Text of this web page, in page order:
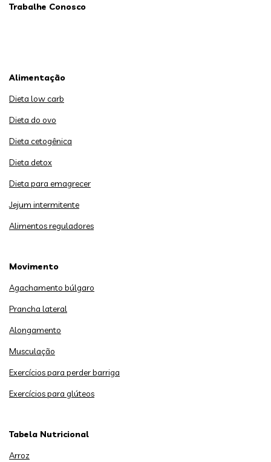
Trabalhe Conosco
Alimentação
Dieta low carb
Dieta do ovo
Dieta cetogênica
Dieta detox
Dieta para emagrecer
Jejum intermitente
Alimentos reguladores
Movimento
Agachamento búlgaro
Prancha lateral
Alongamento
Musculação
Exercícios para perder barriga
Exercícios para glúteos
Tabela Nutricional
Arroz